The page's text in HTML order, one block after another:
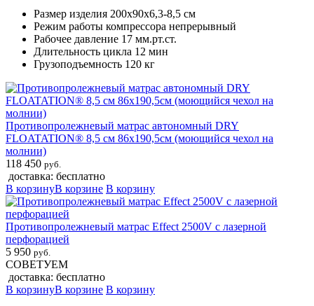
Размер изделия 200х90х6,3-8,5 см
Режим работы компрессора непрерывный
Рабочее давление 17 мм.рт.ст.
Длительность цикла 12 мин
Грузоподъемность 120 кг
Противопролежневый матрас автономный DRY
FLOATATION® 8,5 см 86x190,5см (моющийся чехол на
молнии)
118 450 руб.
доставка: бесплатно
В корзинуВ корзине В корзину
Противопролежневый матрас Effect 2500V с лазерной
перфорацией
5 950 руб.
СОВЕТУЕМ
доставка: бесплатно
В корзинуВ корзине В корзину